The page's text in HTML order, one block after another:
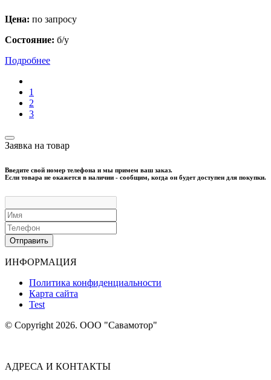
Цена: по запросу
Состояние: б/у
Подробнее
1
2
3
Заявка на товар
Введите свой номер телефона и мы примем ваш заказ.
Если товара не окажется в наличии - сообщим, когда он будет доступен для покупки.
Отправить
ИНФОРМАЦИЯ
Политика конфиденциальности
Карта сайта
Test
© Copyright 2026. ООО "Савамотор"
АДРЕСА И КОНТАКТЫ